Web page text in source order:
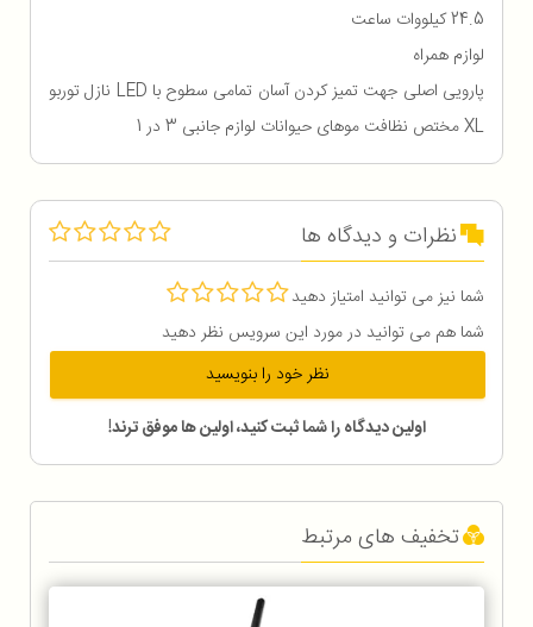
24.5 کیلووات ساعت
لوازم همراه
پارویی اصلی جهت تمیز کردن آسان تمامی سطوح با LED نازل توربو
XL مختص نظافت موهای حیوانات لوازم جانبی 3 در 1
نظرات و دیدگاه ها
شما نیز می توانید امتیاز دهید
شما هم می توانید در مورد این سرویس نظر دهید
نظر خود را بنویسید
اولین دیدگاه را شما ثبت کنید، اولین ها موفق ترند!
تخفیف های مرتبط